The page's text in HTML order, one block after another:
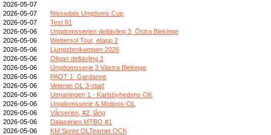
2026-05-07
2026-05-07
Nissadals Ungdoms Cup
2026-05-07
Test 81
2026-05-06
Ungdomsserien deltävling 3, Östra Blekinge
2026-05-06
Wettersol Tour, etapp 2
2026-05-06
Ljungsbrokampen 2026
2026-05-06
Oligan deltävling 2
2026-05-06
Ungdomsserie 3 Västra Blekinge
2026-05-06
PAOT 1_Gardanne
2026-05-06
Veteran OL 3-stad
2026-05-06
Utmaningen 1 - Karlsbyhedens OK
2026-05-06
Ungdomsserie & Motions-OL
2026-05-06
Vårserien, #2, lång
2026-05-06
Dalaserien MTBO #1
2026-05-06
KM Sprint OLTeamet OCK